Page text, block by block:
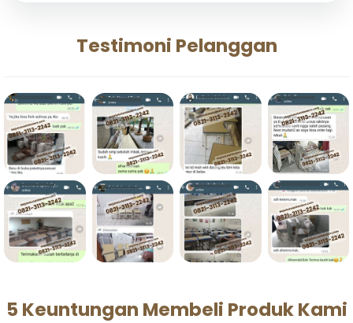
Testimoni Pelanggan
5 Keuntungan Membeli Produk Kami